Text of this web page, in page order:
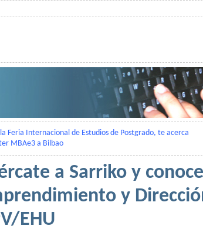
la Feria Internacional de Estudios de Postgrado, te acerca
MBAe3 a Bilbao
a Sarriko y
y
EHU